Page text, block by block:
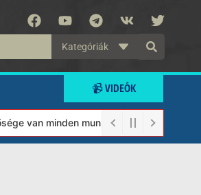
Kategóriák
📹 VIDEÓK
munkánkat segíteni